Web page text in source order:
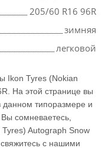
205/60 R16 96R
зимняя
легковой
Ikon Tyres (Nokian
На этой странице вы
данном типоразмере и
сомневаетесь,
Autograph Snow
с нашими